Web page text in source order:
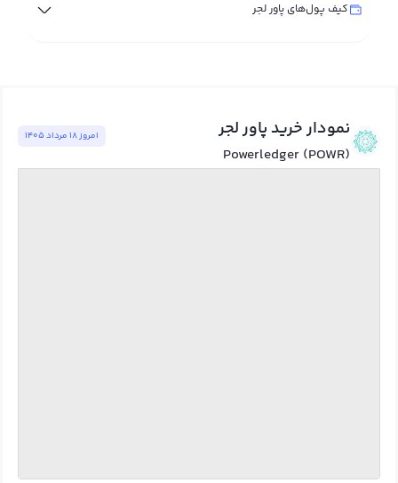
کیف پول‌های پاور لجر
نمودار خرید پاور لجر
Powerledger (POWR)
امروز ١٨ مرداد ١٤٠٥